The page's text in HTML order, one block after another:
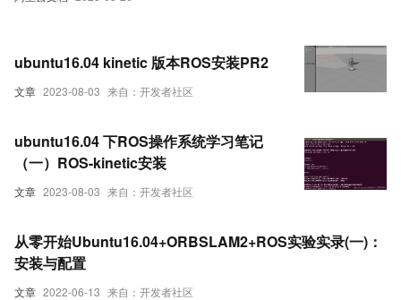
文章 2023-08-03 来自：开发者社区
ubuntu16.04 kinetic 版本ROS安装PR2
文章 2023-08-03 来自：开发者社区
ubuntu16.04 下ROS操作系统学习笔记
（一）ROS-kinetic安装
文章 2022-06-13 来自：开发者社区
从零开始Ubuntu16.04+ORBSLAM2+ROS实验实录(一)：
安装与配置